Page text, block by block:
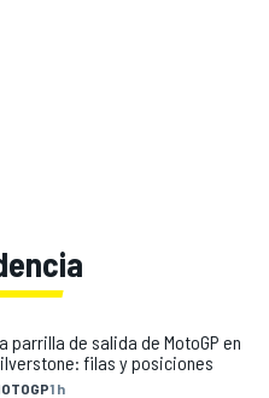
1 h
parrilla de salida de MotoGP en
filas y posiciones